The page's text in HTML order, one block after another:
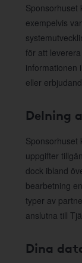
Sponsorhuset
exempelvis
för att
informationen
eller
Delning
Sponsorhuset
uppgifter
dock ibland
bearbetning
typer av
anslutna till
Dina